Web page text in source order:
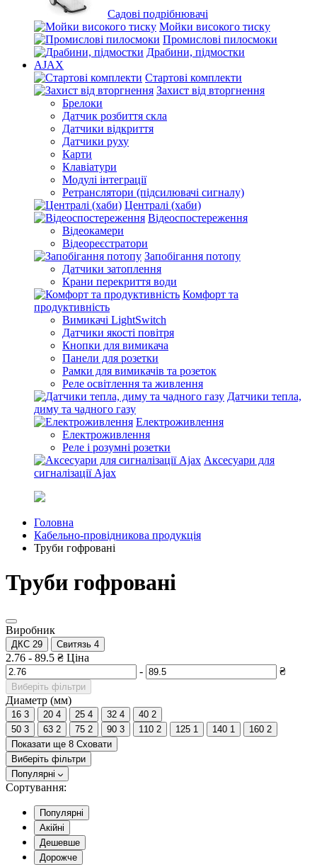
Садові подрібнювачі
Мойки високого тиску
Промислові пилосмоки
Драбини, підмостки
AJAX
Стартові комплекти
Захист від вторгнення
Брелоки
Датчик розбиття скла
Датчики відкриття
Датчики руху
Карти
Клавіатури
Модулі інтеграції
Ретранслятори (підсилювачі сигналу)
Централі (хаби)
Відеоспостереження
Відеокамери
Відеореєстратори
Запобігання потопу
Датчики затоплення
Крани перекриття води
Комфорт та
продуктивність
Вимикачі LightSwitch
Датчики якості повітря
Кнопки для вимикача
Панели для розетки
Рамки для вимикачів та розеток
Реле освітлення та живлення
Датчики тепла,
диму та чадного газу
Електроживлення
Електроживлення
Реле і розумні розетки
Аксесуари для
сигналізації Ajax
Головна
Кабельно-провідникова продукція
Труби гофровані
Труби гофровані
Виробник
ДКС 29 Свитязь 4
2.76 - 89.5 ₴ Ціна
-
₴
Виберіть фільтри
Диаметр (мм)
16 3 20 4 25 4 32 4 40 2
50 3 63 2 75 2 90 3 110 2 125 1 140 1 160 2
Показати ще 8 Сховати
Виберіть фільтри
Популярні
Сортування:
Популярні
Акійні
Дешевше
Дорожче